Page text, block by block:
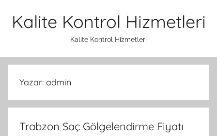
Kalite Kontrol Hizmetleri
Kalite Kontrol Hizmetleri
Yazar: admin
Trabzon Saç Gölgelendirme Fiyatı